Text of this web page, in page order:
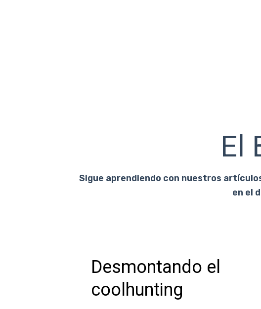
El
Sigue aprendiendo con nuestros
en el
Desmontando el
coolhunting